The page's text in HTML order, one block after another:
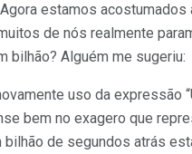
estamos acostumados
de nós realmente
bilhão? Alguém me sugeriu:
uso da expressão
bem no exagero que
bilhão de segundos atrás